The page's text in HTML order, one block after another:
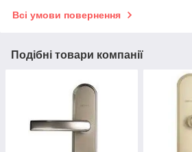
Всі умови повернення
Подібні товари компанії